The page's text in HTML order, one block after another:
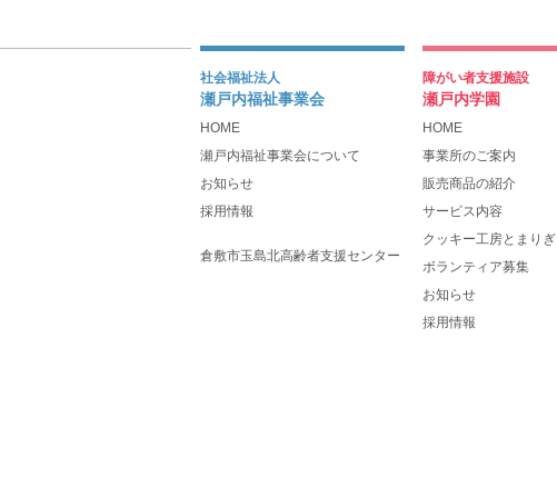
社会福祉法人
瀬戸内福祉事業会
HOME
瀬戸内福祉事業会について
お知らせ
採用情報
倉敷市玉島北高齢者支援センター
障がい者支援施設
瀬戸内学園
HOME
事業所のご案内
販売商品の紹介
サービス内容
クッキー工房とまりぎ
ボランティア募集
お知らせ
採用情報